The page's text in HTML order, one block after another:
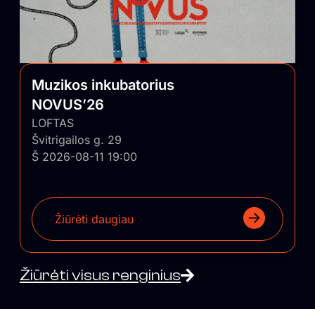
Muzikos inkubatorius
NOVUS’26
LOFTAS
Švitrigailos g. 29
Š 2026-08-11 19:00
Žiūrėti daugiau
Žiūrėti visus renginius